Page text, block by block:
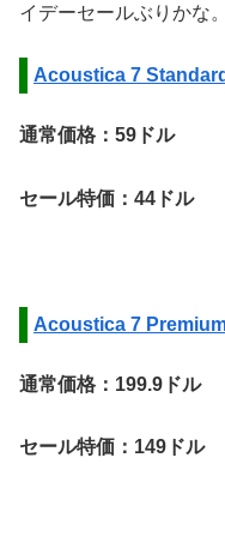
イデーセールぶりかな。
Acoustica 7
通常価格：59ドル
セール特価：44ドル
Acoustica 7
通常価格：199.9ドル
セール特価：149ドル